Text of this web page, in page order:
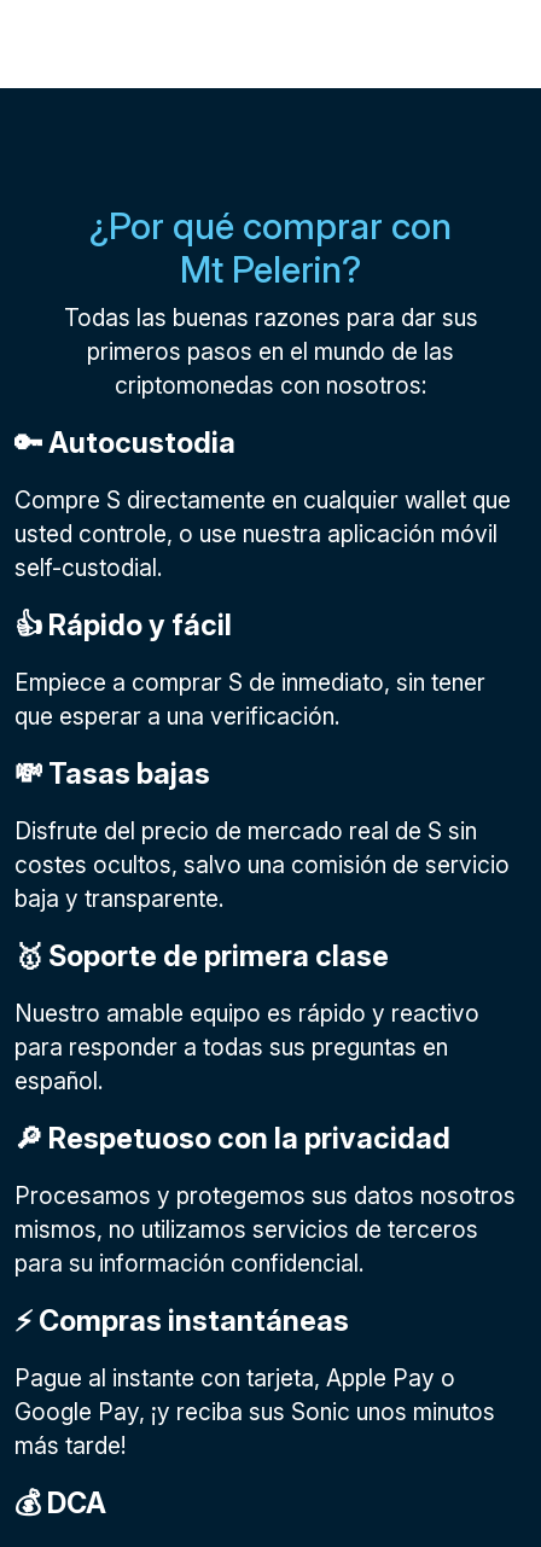
¿Por qué comprar con
Mt Pelerin?
Todas las buenas razones para dar sus
primeros pasos en el mundo de las
criptomonedas con nosotros:
🔑 Autocustodia
Compre S directamente en cualquier wallet que
usted controle, o use nuestra aplicación móvil
self-custodial.
👍 Rápido y fácil
Empiece a comprar S de inmediato, sin tener
que esperar a una verificación.
💸 Tasas bajas
Disfrute del precio de mercado real de S sin
costes ocultos, salvo una comisión de servicio
baja y transparente.
🥇 Soporte de primera clase
Nuestro amable equipo es rápido y reactivo
para responder a todas sus preguntas en
español.
🔎 Respetuoso con la privacidad
Procesamos y protegemos sus datos nosotros
mismos, no utilizamos servicios de terceros
para su información confidencial.
⚡️ Compras instantáneas
Pague al instante con tarjeta, Apple Pay o
Google Pay, ¡y reciba sus Sonic unos minutos
más tarde!
💰 DCA